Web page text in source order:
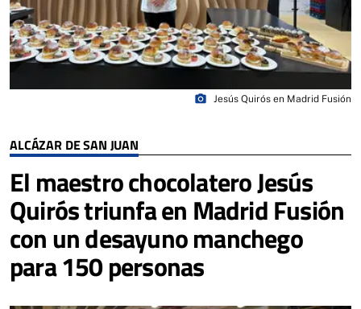
ALCÁZAR DE SAN JUAN
El maestro chocolatero Jesús
Quirós triunfa en Madrid Fusión
con un desayuno manchego
para 150 personas
photo_camera Jesús Quirós en Madrid Fusión